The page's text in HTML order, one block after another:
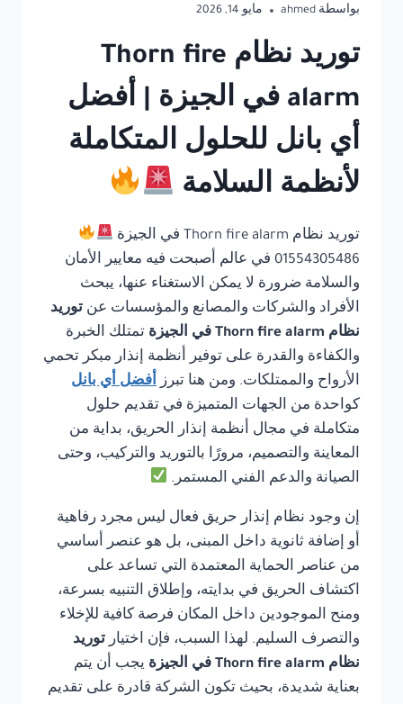
بواسطة ahmed مايو 14, 2026
توريد نظام Thorn fire
alarm في الجيزة | أفضل
أي بانل للحلول المتكاملة
لأنظمة السلامة
توريد نظام Thorn fire alarm في الجيزة
01554305486 في عالم أصبحت فيه معايير الأمان
والسلامة ضرورة لا يمكن الاستغناء عنها، يبحث
الأفراد والشركات والمصانع والمؤسسات عن توريد
نظام Thorn fire alarm في الجيزة
تمتلك الخبرة
والكفاءة والقدرة على توفير أنظمة إنذار مبكر تحمي
الأرواح والممتلكات. ومن هنا تبرز أفضل أي بانل
كواحدة من الجهات المتميزة في تقديم حلول
متكاملة في مجال أنظمة إنذار الحريق، بداية من
المعاينة والتصميم، مرورًا بالتوريد والتركيب، وحتى
الصيانة والدعم الفني المستمر.
إن وجود نظام إنذار حريق فعال ليس مجرد رفاهية
أو إضافة ثانوية داخل المبنى، بل هو عنصر أساسي
من عناصر الحماية المعتمدة التي تساعد على
اكتشاف الحريق في بدايته، وإطلاق التنبيه بسرعة،
ومنح الموجودين داخل المكان فرصة كافية للإخلاء
والتصرف السليم. لهذا السبب، فإن اختيار توريد
نظام Thorn fire alarm في الجيزة
يجب أن يتم
بعناية شديدة، بحيث تكون الشركة قادرة على تقديم